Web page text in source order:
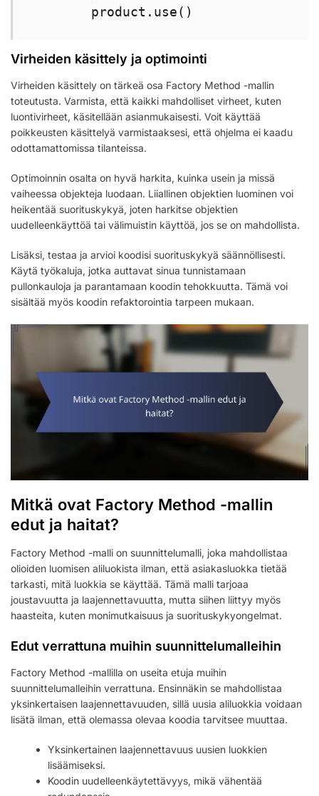
        product.use()
Virheiden käsittely ja optimointi
Virheiden käsittely on tärkeä osa Factory Method -mallin
toteutusta. Varmista, että kaikki mahdolliset virheet, kuten
luontivirheet, käsitellään asianmukaisesti. Voit käyttää
poikkeusten käsittelyä varmistaaksesi, että ohjelma ei kaadu
odottamattomissa tilanteissa.
Optimoinnin osalta on hyvä harkita, kuinka usein ja missä
vaiheessa objekteja luodaan. Liiallinen objektien luominen voi
heikentää suorituskykyä, joten harkitse objektien
uudelleenkäyttöä tai välimuistin käyttöä, jos se on mahdollista.
Lisäksi, testaa ja arvioi koodisi suorituskykyä säännöllisesti.
Käytä työkaluja, jotka auttavat sinua tunnistamaan
pullonkauloja ja parantamaan koodin tehokkuutta. Tämä voi
sisältää myös koodin refaktorointia tarpeen mukaan.
Mitkä ovat Factory Method -mallin
edut ja haitat?
Factory Method -malli on suunnittelumalli, joka mahdollistaa
olioiden luomisen aliluokista ilman, että asiakasluokka tietää
tarkasti, mitä luokkia se käyttää. Tämä malli tarjoaa
joustavuutta ja laajennettavuutta, mutta siihen liittyy myös
haasteita, kuten monimutkaisuus ja suorituskykyongelmat.
Edut verrattuna muihin suunnittelumalleihin
Factory Method -mallilla on useita etuja muihin
suunnittelumalleihin verrattuna. Ensinnäkin se mahdollistaa
yksinkertaisen laajennettavuuden, sillä uusia aliluokkia voidaan
lisätä ilman, että olemassa olevaa koodia tarvitsee muuttaa.
Yksinkertainen laajennettavuus uusien luokkien
lisäämiseksi.
Koodin uudelleenkäytettävyys, mikä vähentää